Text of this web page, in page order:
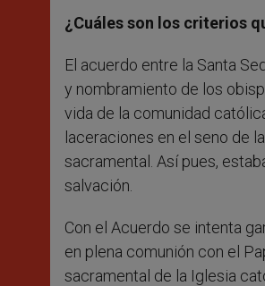
¿Cuáles son los criterios
El acuerdo entre la Santa
y nombramiento de los
vida de la comunidad
laceraciones en el seno de
sacramental. Así pues,
salvación.
Con el Acuerdo se intenta
en plena comunión con el
sacramental de la Iglesia